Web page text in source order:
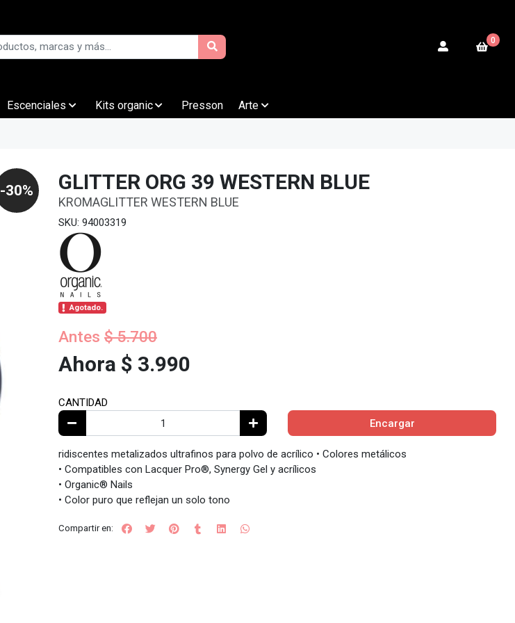
0
Escenciales Kits organic Presson Arte
-30% GLITTER ORG 39 WESTERN BLUE
KROMAGLITTER WESTERN BLUE
SKU: 94003319
Agotado.
Antes $ 5.700
Ahora $ 3.990
CANTIDAD
Encargar
ridiscentes metalizados ultrafinos para polvo de acrílico • Colores metálicos
• Compatibles con Lacquer Pro®, Synergy Gel y acrílicos
• Organic® Nails
• Color puro que reflejan un solo tono
Compartir en: